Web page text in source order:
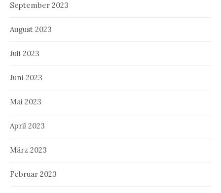
September 2023
August 2023
Juli 2023
Juni 2023
Mai 2023
April 2023
März 2023
Februar 2023